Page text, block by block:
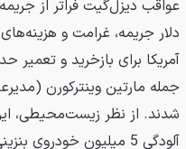
جمله مارتین وینترکورن
آلودگی 5 میلیون